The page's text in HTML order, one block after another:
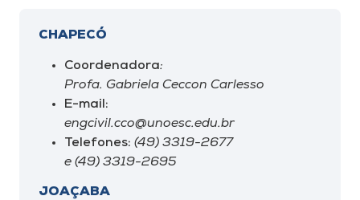
CHAPECÓ
Coordenadora:
Profa. Gabriela Ceccon Carlesso
E-mail:
engcivil.cco@unoesc.edu.br
Telefones: (49) 3319-2677
e (49) 3319-2695
JOAÇABA